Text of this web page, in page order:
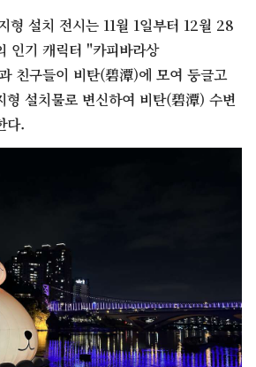
설치 전시는 11월 1일부터 12월 28
인기 캐릭터 "카피바라상
친구들이 비탄(碧潭)에 모여 둥글고
형 설치물로 변신하여 비탄(碧潭) 수변
다.